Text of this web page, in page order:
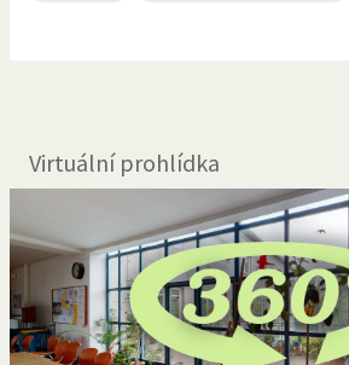
Virtuální prohlídka